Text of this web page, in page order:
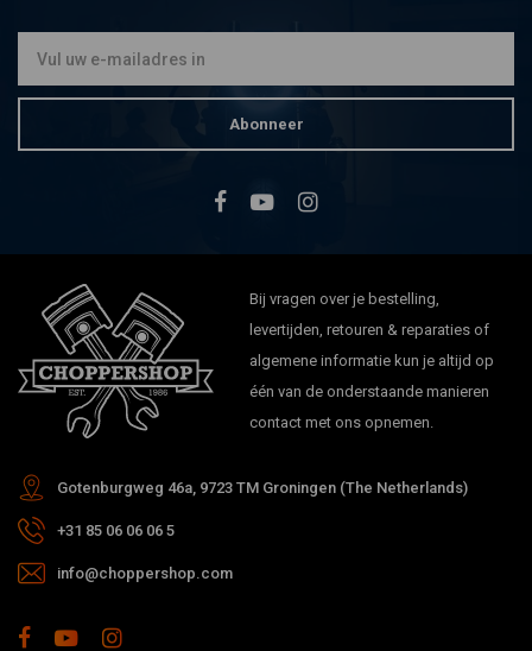
Abonneer
Bij vragen over je bestelling,
levertijden, retouren & reparaties of
algemene informatie kun je altijd op
één van de onderstaande manieren
contact met ons opnemen.
Gotenburgweg 46a, 9723 TM Groningen (The Netherlands)
+31 85 06 06 06 5
info@choppershop.com